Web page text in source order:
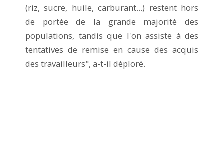
(riz, sucre, huile, carburant...) restent hors
de portée de la grande majorité des
populations, tandis que l'on assiste à des
tentatives de remise en cause des acquis
des travailleurs", a-t-il déploré.